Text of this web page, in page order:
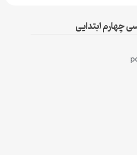
چهارم ابتدایی